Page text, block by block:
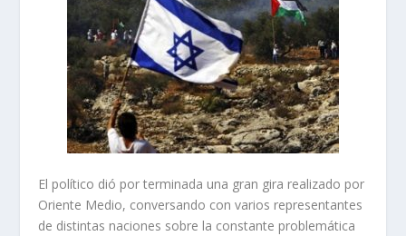
El político dió por terminada una gran gira realizado por
Oriente Medio, conversando con varios representantes
de distintas naciones sobre la constante problemática